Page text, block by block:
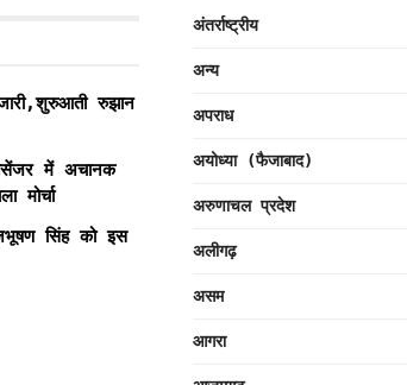
रुझान
में अचानक
मोर्चा
सिंह को इस
अंतर्राष्ट्रीय
अन्य
अपराध
अयोध्या (फैजाबाद)
अरुणाचल प्रदेश
अलीगढ़
असम
आगरा